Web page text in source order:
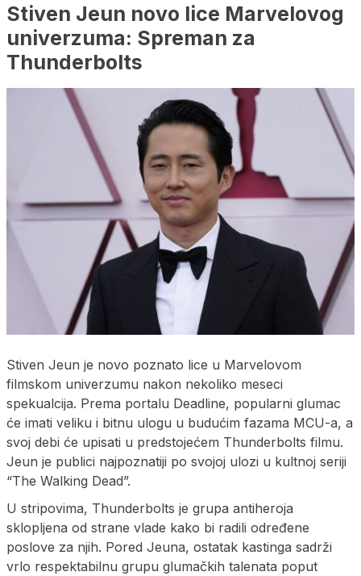
Stiven Jeun novo lice Marvelovog
univerzuma: Spreman za
Thunderbolts
Stiven Jeun je novo poznato lice u Marvelovom
filmskom univerzumu nakon nekoliko meseci
spekualcija. Prema portalu Deadline, popularni glumac
će imati veliku i bitnu ulogu u budućim fazama MCU-a, a
svoj debi će upisati u predstojećem Thunderbolts filmu.
Jeun je publici najpoznatiji po svojoj ulozi u kultnoj seriji
“The Walking Dead”.
U stripovima, Thunderbolts je grupa antiheroja
sklopljena od strane vlade kako bi radili određene
poslove za njih. Pored Jeuna, ostatak kastinga sadrži
vrlo respektabilnu grupu glumačkih talenata poput